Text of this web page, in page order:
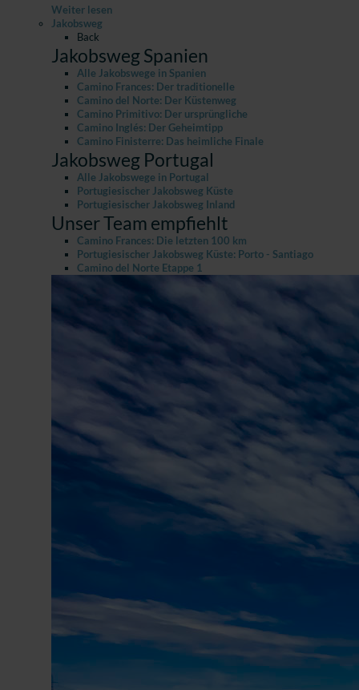
Weiter lesen
Jakobsweg
Back
Jakobsweg Spanien
Alle Jakobswege in Spanien
Camino Frances: Der traditionelle
Camino del Norte: Der Küstenweg
Camino Primitivo: Der ursprüngliche
Camino Inglés: Der Geheimtipp
Camino Finisterre: Das heimliche Finale
Jakobsweg Portugal
Alle Jakobswege in Portugal
Portugiesischer Jakobsweg Küste
Portugiesischer Jakobsweg Inland
Unser Team empfiehlt
Camino Frances: Die letzten 100 km
Portugiesischer Jakobsweg Küste: Porto - Santiago
Camino del Norte Etappe 1